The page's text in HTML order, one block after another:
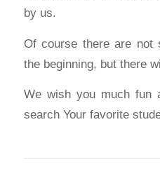
by us.
Of course there are not
the beginning, but there
We wish you much fun
search Your favorite